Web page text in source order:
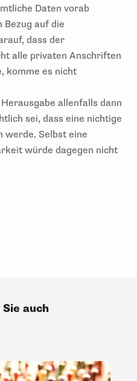
Daten vorab
Bezug auf die
dass der
alle privaten Anschriften
komme es nicht
allenfalls dann
sei, dass eine nichtige
werde. Selbst eine
würde dagegen nicht
auch